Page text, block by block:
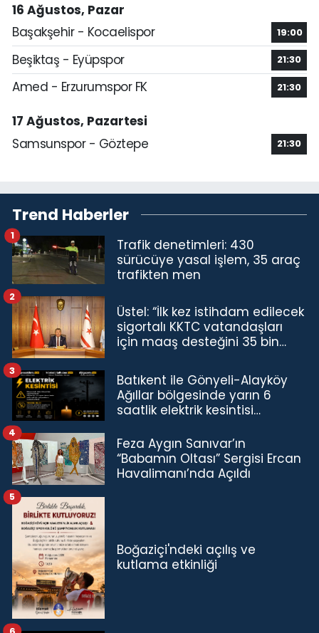
16 Ağustos, Pazar
Başakşehir - Kocaelispor
19:00
Beşiktaş - Eyüpspor 21:30
Amed - Erzurumspor FK 21:30
17 Ağustos, Pazartesi
Samsunspor - Göztepe
21:30
Trend Haberler
Trafik denetimleri: 430
sürücüye yasal işlem, 35 araç
trafikten men
1
Üstel: “İlk kez istihdam edilecek
sigortalı KKTC vatandaşları
için maaş desteğini 35 bin
2
Batıkent ile Gönyeli-Alayköy
Ağıllar bölgesinde yarın 6
saatlik elektrik kesintisi…
3
Feza Aygın Sanıvar’ın
“Babamın Oltası” Sergisi Ercan
Havalimanı’nda Açıldı
4
Boğaziçi'ndeki açılış ve
kutlama etkinliği
5